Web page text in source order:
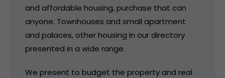
and affordable housing, purchase that can
anyone. Townhouses and small apartment
and palaces, other housing in our directory
presented in a wide range.
We present to budget the property and real